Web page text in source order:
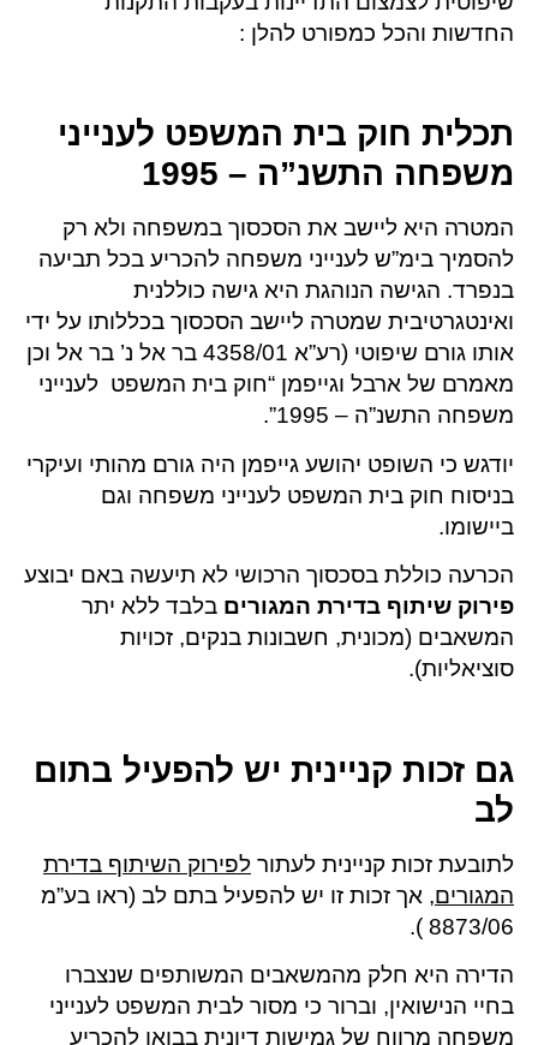
החדשות והכל כמפורט להלן :
תכלית חוק בית המשפט לענייני
משפחה התשנ”ה – 1995
המטרה היא ליישב את הסכסוך במשפחה ולא רק
להסמיך בימ”ש לענייני משפחה להכריע בכל תביעה
בנפרד. הגישה הנוהגת היא גישה כוללנית
ואינטגרטיבית שמטרה ליישב הסכסוך בכללותו על ידי
אותו גורם שיפוטי (רע”א 4358/01 בר אל נ’ בר אל וכן
מאמרם של ארבל וגייפמן “חוק בית המשפט לענייני
משפחה התשנ”ה – 1995”.
יודגש כי השופט יהושע גייפמן היה גורם מהותי ועיקרי
בניסוח חוק בית המשפט לענייני משפחה וגם
ביישומו.
הכרעה כוללת בסכסוך הרכושי לא תיעשה באם יבוצע
פירוק שיתוף בדירת המגורים בלבד ללא יתר
המשאבים (מכונית, חשבונות בנקים, זכויות
סוציאליות).
גם זכות קניינית יש להפעיל בתום
לב
לתובעת זכות קניינית לעתור לפירוק השיתוף בדירת
המגורים, אך זכות זו יש להפעיל בתם לב (ראו בע”מ
8873/06 ).
הדירה היא חלק מהמשאבים המשותפים שנצברו
בחיי הנישואין, וברור כי מסור לבית המשפט לענייני
משפחה מרווח של גמישות דיונית בבואו להכריע